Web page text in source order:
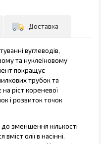
Доставка
вуглеводів,
та нуклеїновому
покращує
трубок та
ріст кореневої
і розвиток точок
зменшення кількості
олії в насінні.